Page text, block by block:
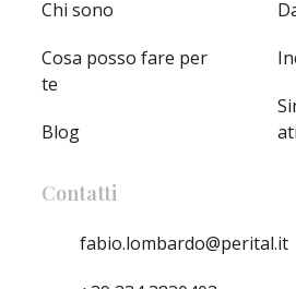
Chi sono
Cosa posso fare per
te
Blog
Contatti
fabio.lombardo@perital.it